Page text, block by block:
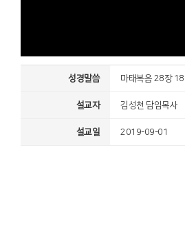
성경말씀 마태복음 28장
설교자 김성천 담임목사
설교일 2019-09-01